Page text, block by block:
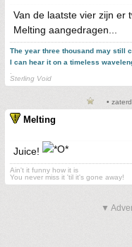
Van de laatste vier zijn er
Melting aangedragen...
The year three thousand may still
I can hear it on a timeless
Sterling Void
•
Melting
Juice!
Ain't it funny how it is
You never miss it 'til it's gone away!
▼